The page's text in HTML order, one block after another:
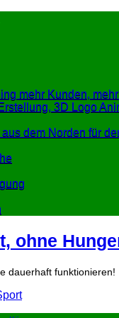
mehr Kunden,
3D Logo
dem Norden für
ohne
dauerhaft funktionieren!